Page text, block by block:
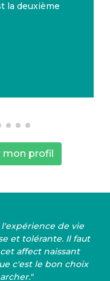
la deuxième
mon profil
de vie
et tolérante. Il faut
affect naissant
c'est le bon choix